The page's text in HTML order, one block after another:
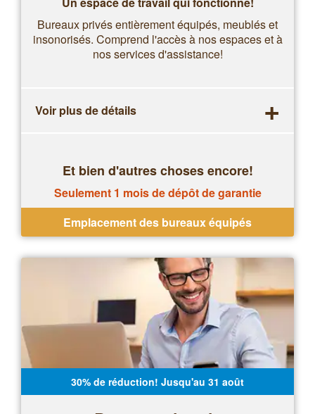
Bureaux privés entièrement équipés, meublés et
insonorisés. Comprend l'accès à nos espaces et à
nos services d'assistance!
Voir plus de détails +
Et bien d'autres choses encore!
Seulement 1 mois de dépôt de garantie
Emplacement des bureaux équipés
30% de réduction! Jusqu'au 31 août